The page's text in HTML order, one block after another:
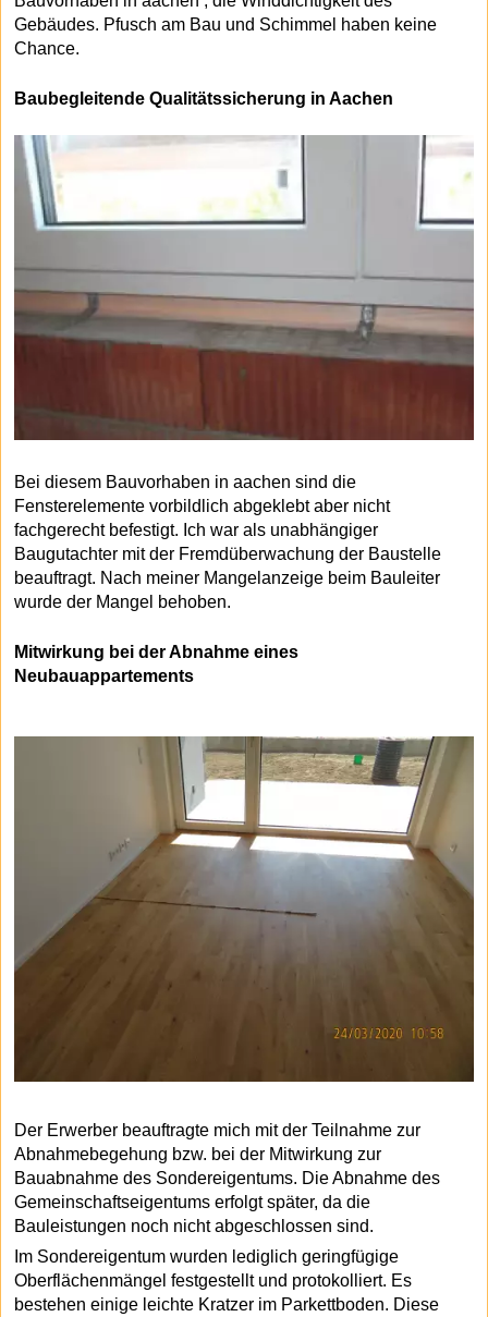
Gebäudes. Pfusch am Bau und Schimmel haben keine
Chance.
Baubegleitende Qualitätssicherung in Aachen
Bei diesem Bauvorhaben in aachen sind die
Fensterelemente vorbildlich abgeklebt aber nicht
fachgerecht befestigt. Ich war als unabhängiger
Baugutachter mit der Fremdüberwachung der Baustelle
beauftragt. Nach meiner Mangelanzeige beim Bauleiter
wurde der Mangel behoben.
Mitwirkung bei der Abnahme eines
Neubauappartements
Der Erwerber beauftragte mich mit der Teilnahme zur
Abnahmebegehung bzw. bei der Mitwirkung zur
Bauabnahme des Sondereigentums. Die Abnahme des
Gemeinschaftseigentums erfolgt später, da die
Bauleistungen noch nicht abgeschlossen sind.
Im Sondereigentum wurden lediglich geringfügige
Oberflächenmängel festgestellt und protokolliert. Es
bestehen einige leichte Kratzer im Parkettboden. Diese